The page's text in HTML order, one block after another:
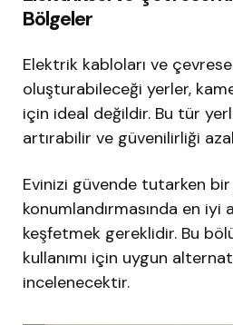
Bölgeler
Elektrik kabloları ve
oluşturabileceği yerler,
için ideal değildir. Bu tür
artırabilir ve güvenilirliği
Evinizi güvende tutarken
konumlandırmasında en
keşfetmek gereklidir. Bu
kullanımı için uygun
incelenecektir.